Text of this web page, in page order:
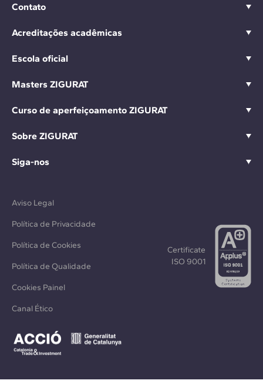
Contato
Acreditações acadêmicas
Escola oficial
Masters ZIGURAT
Curso de aperfeiçoamento ZIGURAT
Sobre ZIGURAT
Siga-nos
Aviso Legal
Política de Privacidade
Política de Cookies
Política de Qualidade
Cookies Painel
Canal Ético
Certificate
ISO 9001